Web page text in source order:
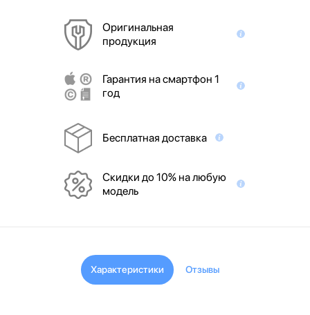
Оригинальная
продукция
Гарантия на смартфон 1
год
Бесплатная доставка
Скидки до 10% на любую
модель
Характеристики Отзывы